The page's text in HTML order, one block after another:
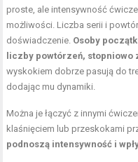
proste, ale intensywność
możliwości. Liczba serii i
doświadczenie. Osoby
liczby powtórzeń,
wyskokiem dobrze pasują do
dodając mu dynamiki.
Można je łączyć z innymi
klaśnięciem lub przeskokami
podnoszą intensywność i